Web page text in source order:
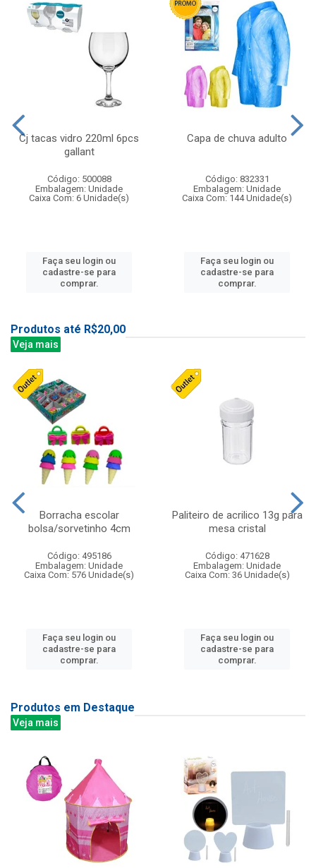
Cj tacas vidro 220ml 6pcs
gallant
Código: 500088
Embalagem: Unidade
Caixa Com: 6 Unidade(s)
Faça seu login ou
cadastre-se para
comprar.
Capa de chuva adulto
Código: 832331
Embalagem: Unidade
Caixa Com: 144 Unidade(s)
Faça seu login ou
cadastre-se para
comprar.
Produtos até R$20,00
Veja mais
Borracha escolar
bolsa/sorvetinho 4cm
Código: 495186
Embalagem: Unidade
Caixa Com: 576 Unidade(s)
Faça seu login ou
cadastre-se para
comprar.
Paliteiro de acrilico 13g para
mesa cristal
Código: 471628
Embalagem: Unidade
Caixa Com: 36 Unidade(s)
Faça seu login ou
cadastre-se para
comprar.
Produtos em Destaque
Veja mais